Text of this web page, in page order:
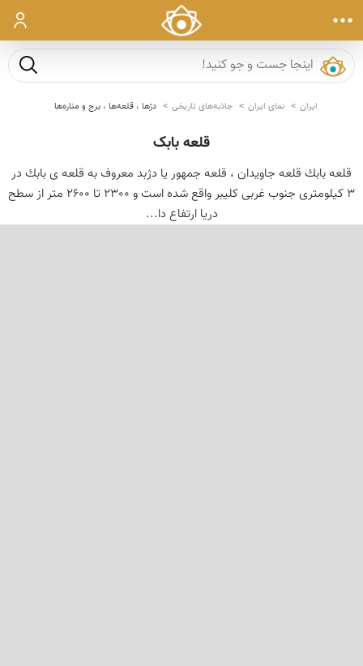
ورود
جست و
ایران نمای ایران جاذبه‌های تاریخی دژها ، قلعه‌ها ، برج و مناره‌ها
قلعه بابک
قلعه بابك قلعه جاویدان ، قلعه جمهور یا دژبد معروف به قلعه ی بابك در
3 كیلومتری جنوب غربی كلیبر واقع شده است و 2300 تا 2600 متر از سطح
دریا ارتفاع دا...